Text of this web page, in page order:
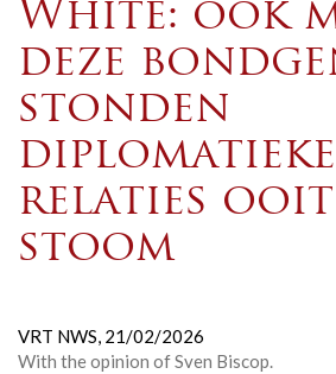
White: ook
deze
stonden
diplomatieke
relaties
stoom
VRT NWS, 21/02/2026
With the opinion of Sven Biscop.